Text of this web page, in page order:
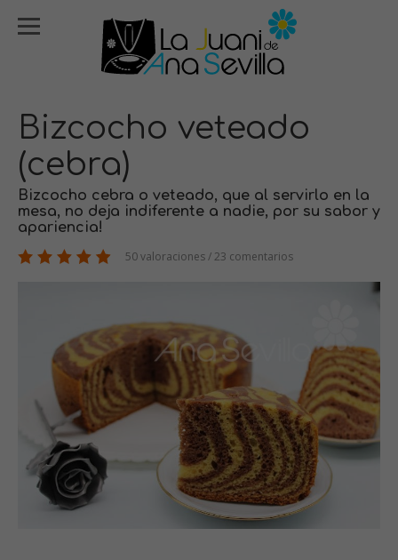
Bizcocho veteado
(cebra)
Bizcocho cebra o veteado, que al servirlo en la
mesa, no deja indiferente a nadie, por su sabor y
apariencia!
50 valoraciones / 23 comentarios